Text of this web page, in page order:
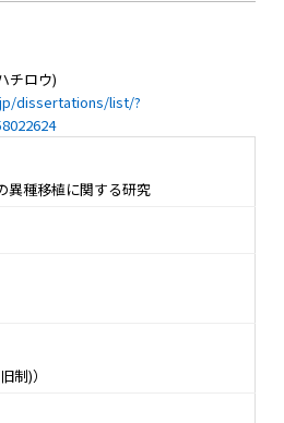
チロウ)
dissertations/list/?
異種移植に関する研究
制)）